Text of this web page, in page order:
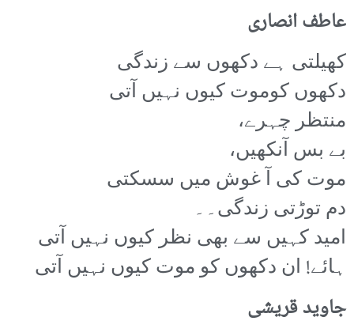
عاطف انصاری
کھیلتی ہے دکھوں سے زندگی
دکھوں کوموت کیوں نہیں آتی
منتظر چہرے،
بے بس آنکھیں،
موت کی آ غوش میں سسکتی
دم توڑتی زندگی۔۔
امید کہیں سے بھی نظر کیوں نہیں آتی
ہائے! ان دکھوں کو موت کیوں نہیں آتی
جاوید قریشی